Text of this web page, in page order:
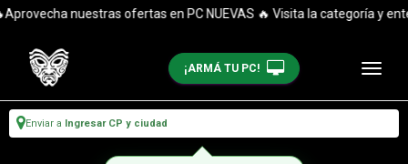
nuestras ofertas en PC NUEVAS 🔥 Visita la categoría y
¡ARMÁ TU PC!
Enviar a Ingresar CP y ciudad